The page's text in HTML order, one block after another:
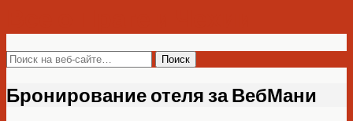
Бронирование отеля за ВебМани